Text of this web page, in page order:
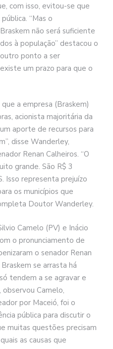
com isso, evitou-se que
“Mas o
não será suficiente
à população” destacou o
ponto a ser
um prazo para que o
a empresa (Braskem)
acionista majoritária da
aporte de recursos para
disse Wanderley,
Renan Calheiros. “O
grande. São R$ 3
Isso representa prejuízo
os municípios que
Doutor Wanderley.
Camelo (PV) e Inácio
o pronunciamento de
o senador Renan
se arrasta há
tendem a se agravar e
observou Camelo,
por Maceió, foi o
pública para discutir o
muitas questões precisam
as causas que